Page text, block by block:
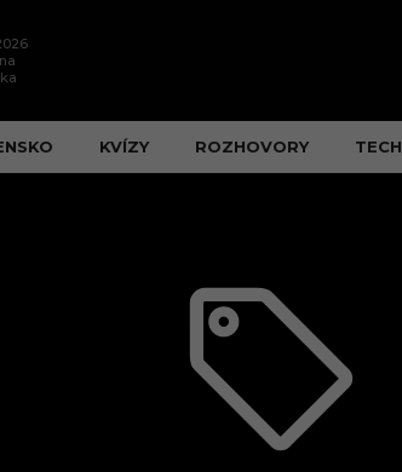
KVÍZY ROZHOVORY TECH